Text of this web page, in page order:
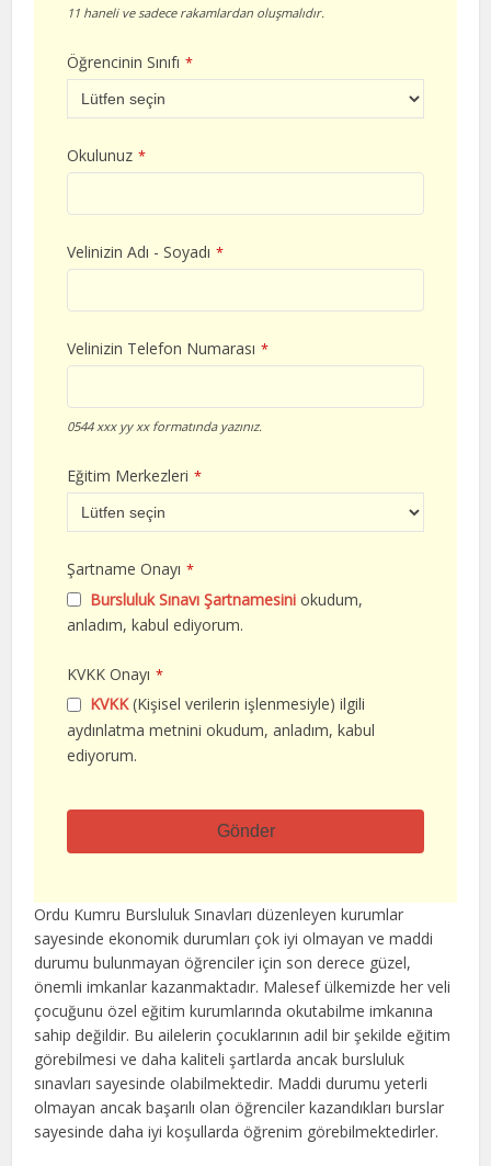
11 haneli ve sadece rakamlardan oluşmalıdır.
Öğrencinin Sınıfı *
Okulunuz *
Velinizin Adı - Soyadı *
Velinizin Telefon Numarası *
0544 xxx yy xx formatında yazınız.
Eğitim Merkezleri *
Şartname Onayı *
Bursluluk Sınavı Şartnamesini okudum,
anladım, kabul ediyorum.
KVKK Onayı *
KVKK(Kişisel verilerin işlenmesiyle) ilgili
aydınlatma metnini okudum, anladım, kabul
ediyorum.
Gönder
alan
boş
bırakılmalıdır
Ordu Kumru Bursluluk Sınavları düzenleyen kurumlar
sayesinde ekonomik durumları çok iyi olmayan ve maddi
durumu bulunmayan öğrenciler için son derece güzel,
önemli imkanlar kazanmaktadır. Malesef ülkemizde her veli
çocuğunu özel eğitim kurumlarında okutabilme imkanına
sahip değildir. Bu ailelerin çocuklarının adil bir şekilde eğitim
görebilmesi ve daha kaliteli şartlarda ancak bursluluk
sınavları sayesinde olabilmektedir. Maddi durumu yeterli
olmayan ancak başarılı olan öğrenciler kazandıkları burslar
sayesinde daha iyi koşullarda öğrenim görebilmektedirler.